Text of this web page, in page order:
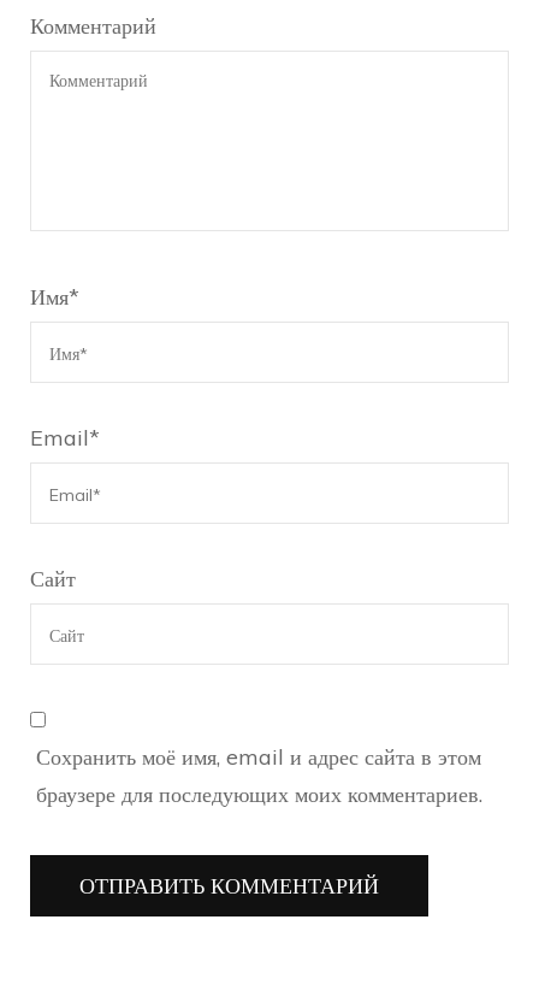
Комментарий
Имя*
Email*
Сайт
Сохранить моё имя, email и адрес сайта в этом
браузере для последующих моих комментариев.